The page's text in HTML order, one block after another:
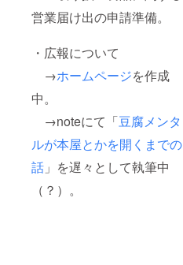
営業届け出の申請準備。
・広報について
→ホームページを作成
中。
→noteにて「豆腐メンタ
ルが本屋とかを開くまでの
話 」を遅々として執筆中
（？）。